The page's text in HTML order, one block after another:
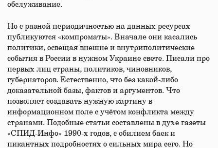
обслуживание.
Но с разной периодичностью на данных ресурсах
публикуются «компроматы». Вначале они касались
политики, освещая внешне и внутриполитические
события в России в нужном Украине свете. Писали про
первых лиц страны, политиков, чиновников,
губернаторов. Естественно, что без какой-либо
доказательной базы, фактов и аргументов. Что
позволяет создавать нужную картину в
информационном поле с учётом конфликта между
странами. Подобные статьи составлены в духе газеты
«СПИД-Инфо» 1990-х годов, с обилием баек и
пикантных подробностях о сильных мира сего. Но